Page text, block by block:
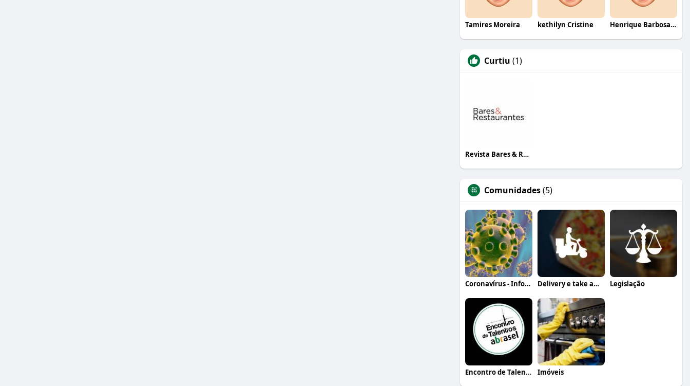
Tamires Moreira kethilyn Cristine Henrique Barbosa Yokobataki
Curtiu (1)
Revista Bares & Restaurantes
Comunidades(5)
Coronavírus - Informação, orientação e a Delivery e take away Legislação
Encontro de Talentos Abrasel Imóveis